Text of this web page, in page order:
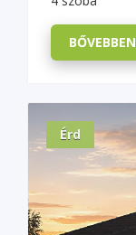
BŐVEBBEN
Érd